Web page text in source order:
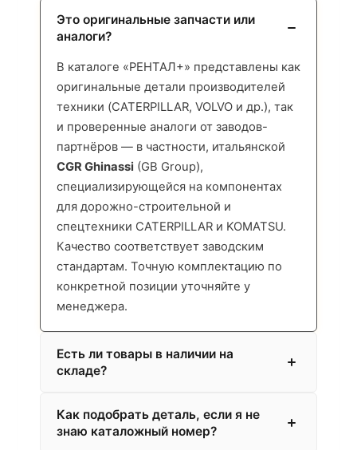
Это оригинальные запчасти или
аналоги?
В каталоге «РЕНТАЛ+» представлены как
оригинальные детали производителей
техники (CATERPILLAR, VOLVO и др.), так
и проверенные аналоги от заводов-
партнёров — в частности, итальянской
CGR Ghinassi (GB Group),
специализирующейся на компонентах
для дорожно-строительной и
спецтехники CATERPILLAR и KOMATSU.
Качество соответствует заводским
стандартам. Точную комплектацию по
конкретной позиции уточняйте у
менеджера.
Есть ли товары в наличии на
складе?
Как подобрать деталь, если я не
знаю каталожный номер?